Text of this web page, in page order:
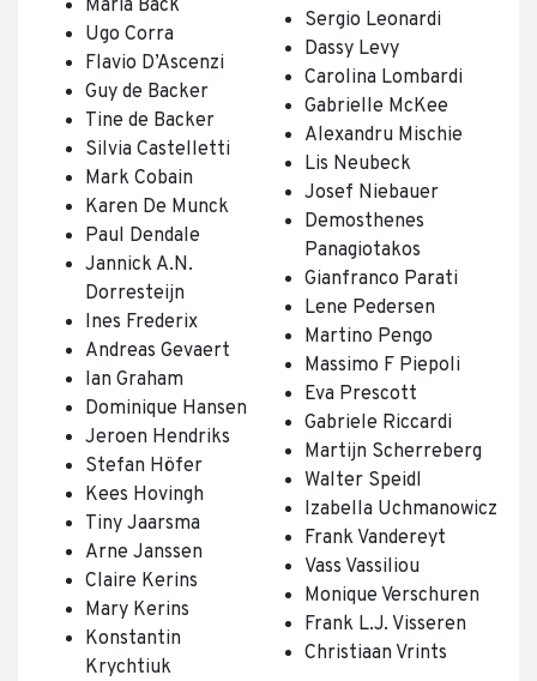
Maria Bäck
Ugo Corra
Flavio D’Ascenzi
Guy de Backer
Tine de Backer
Silvia Castelletti
Mark Cobain
Karen De Munck
Paul Dendale
Jannick A.N.
Dorresteijn
Ines Frederix
Andreas Gevaert
Ian Graham
Dominique Hansen
Jeroen Hendriks
Stefan Höfer
Kees Hovingh
Tiny Jaarsma
Arne Janssen
Claire Kerins
Mary Kerins
Konstantin
Krychtiuk
Sergio Leonardi
Dassy Levy
Carolina Lombardi
Gabrielle McKee
Alexandru Mischie
Lis Neubeck
Josef Niebauer
Demosthenes
Panagiotakos
Gianfranco Parati
Lene Pedersen
Martino Pengo
Massimo F Piepoli
Eva Prescott
Gabriele Riccardi
Martijn Scherreberg
Walter Speidl
Izabella Uchmanowicz
Frank Vandereyt
Vass Vassiliou
Monique Verschuren
Frank L.J. Visseren
Christiaan Vrints